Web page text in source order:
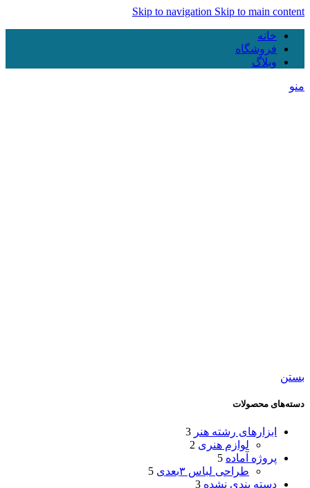
Skip to navigation Skip to main content
خانه
فروشگاه
وبلاگ
منو
بستن
دسته‌های محصولات
ابزارهای رشته هنر 3
لوازم هنری 2
پروژه آماده 5
طراحی لباس ۳بعدی
5
دسته بندی نشده 3